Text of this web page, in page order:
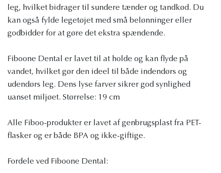
leg, hvilket bidrager til sundere tænder og tandkød. Du
kan også fylde legetøjet med små belønninger eller
godbidder for at gøre det ekstra spændende.
Fiboone Dental er lavet til at holde og kan flyde på
vandet, hvilket gør den ideel til både indendørs og
udendørs leg. Dens lyse farver sikrer god synlighed
uanset miljøet. Størrelse: 19 cm
Alle Fiboo-produkter er lavet af genbrugsplast fra PET-
flasker og er både BPA og ikke-giftige.
Fordele ved Fiboone Dental: